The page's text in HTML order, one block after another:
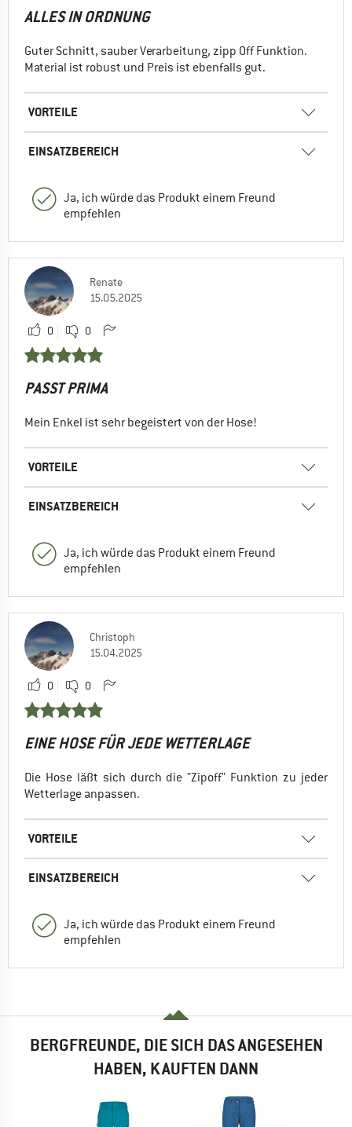
ALLES IN ORDNUNG
Guter Schnitt, sauber Verarbeitung, zipp Off Funktion.
Material ist robust und Preis ist ebenfalls gut.
VORTEILE
EINSATZBEREICH
Ja, ich würde das Produkt einem Freund
empfehlen
Renate
15.05.2025
0 0
PASST PRIMA
Mein Enkel ist sehr begeistert von der Hose!
VORTEILE
EINSATZBEREICH
Ja, ich würde das Produkt einem Freund
empfehlen
Christoph
15.04.2025
0 0
EINE HOSE FÜR JEDE WETTERLAGE
Die Hose läßt sich durch die "Zipoff" Funktion zu jeder
Wetterlage anpassen.
VORTEILE
EINSATZBEREICH
Ja, ich würde das Produkt einem Freund
empfehlen
BERGFREUNDE, DIE SICH DAS ANGESEHEN
HABEN, KAUFTEN DANN